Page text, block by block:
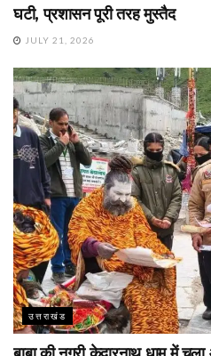
घटी, प्रशासन पूरी तरह मुस्तैद
JULY 21, 2026
उत्तराखंड